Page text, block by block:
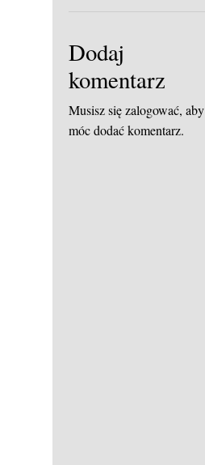
Dodaj
komentarz
Musisz sięzalogować, aby
móc dodać komentarz.